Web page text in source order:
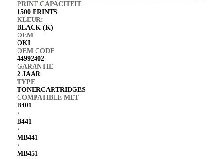
PRINT CAPACITEIT
1500 PRINTS
KLEUR:
BLACK (K)
OEM
OKI
OEM CODE
44992402
GARANTIE
2 JAAR
TYPE
TONERCARTRIDGES
COMPATIBLE MET
B401
⋅
B441
⋅
MB441
⋅
MB451